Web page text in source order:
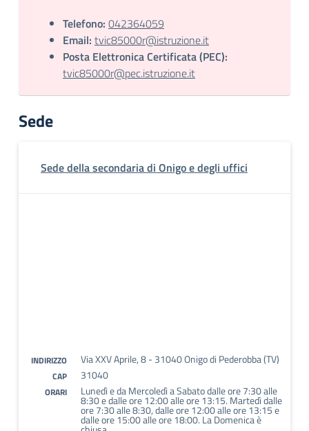
Telefono: 042364059
Email: tvic85000r@istruzione.it
Posta Elettronica Certificata (PEC):
tvic85000r@pec.istruzione.it
Sede
Sede della secondaria di Onigo e degli uffici
INDIRIZZO Via XXV Aprile, 8 - 31040 Onigo di Pederobba (TV)
CAP 31040
ORARI Lunedì e da Mercoledì a Sabato dalle ore 7:30 alle
8:30 e dalle ore 12:00 alle ore 13:15. Martedì dalle
ore 7:30 alle 8:30, dalle ore 12:00 alle ore 13:15 e
dalle ore 15:00 alle ore 18:00. La Domenica è